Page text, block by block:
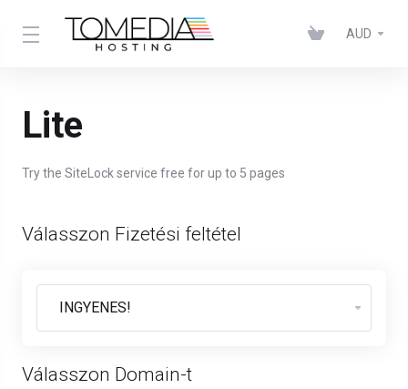
AUD
Lite
Try the SiteLock service free for up to 5 pages
Válasszon Fizetési feltétel
Válasszon Domain-t